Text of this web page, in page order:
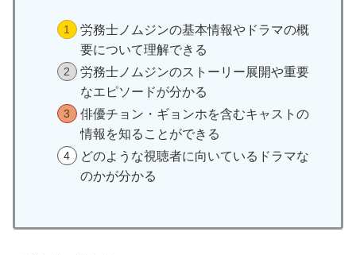
労務士ノムジンの基本情報やドラマの概
要について理解できる
労務士ノムジンのストーリー展開や重要
なエピソードが分かる
俳優チョン・ギョンホを含むキャストの
情報を知ることができる
どのような視聴者に向いているドラマな
のかが分かる